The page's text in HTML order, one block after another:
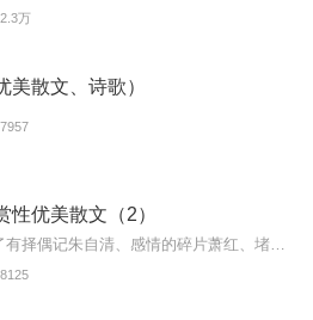
2.3万
美散文、诗歌）
7957
性优美散文（2）
8125